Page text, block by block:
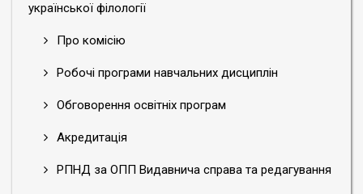
української філології
Про комісію
Робочі програми навчальних дисциплін
Обговорення освітніх програм
Акредитація
РПНД за ОПП Видавнича справа та редагування